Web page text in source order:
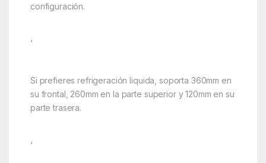
configuración.
‘
Si prefieres refrigeración liquida, soporta 360mm en
su frontal, 260mm en la parte superior y 120mm en su
parte trasera.
‘